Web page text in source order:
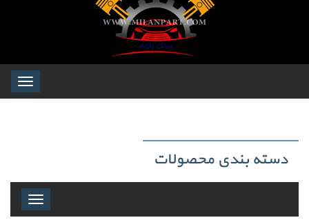
Toggle
دسته بندی محصولات
Toggle